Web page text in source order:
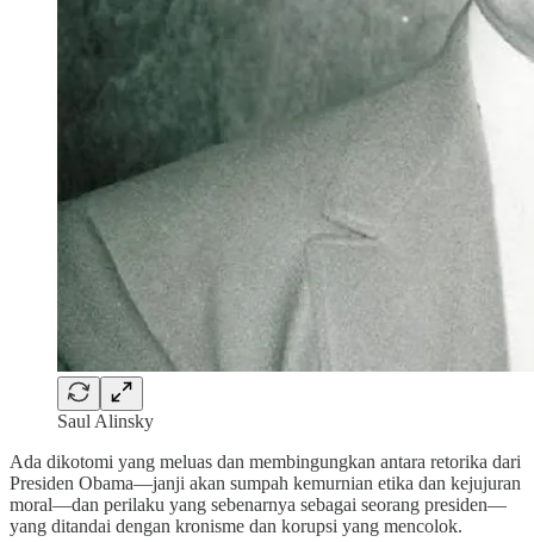
Saul Alinsky
Ada dikotomi yang meluas dan membingungkan antara retorika dari
Presiden Obama—janji akan sumpah kemurnian etika dan kejujuran
moral—dan perilaku yang sebenarnya sebagai seorang presiden—
yang ditandai dengan kronisme dan korupsi yang mencolok.